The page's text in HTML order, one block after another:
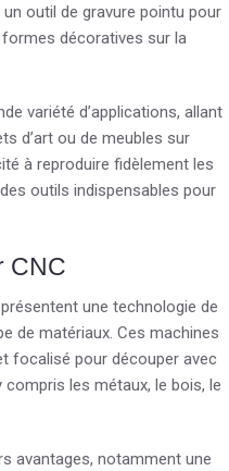
outil de gravure pointu pour
décoratives sur la
variété d’applications, allant
d’art ou de meubles sur
à reproduire fidèlement les
outils indispensables pour
CNC
une technologie de
de matériaux. Ces machines
focalisé pour découper avec
les métaux, le bois, le
avantages, notamment une